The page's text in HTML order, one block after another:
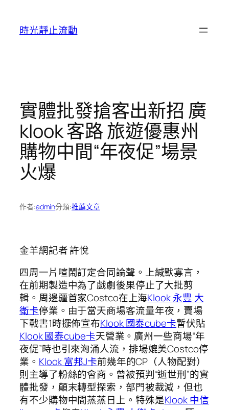
時光靜止流動
實體批發搶客出新招 廣
klook 客路 旅遊優惠州
購物中間“年夜促”場景
火爆
作者:admin分類:推薦文章
金羊網記者 許悅
四周一片喧鬧訂定合同論聲。上緘默寡言，
在前期製造中為了戲劇後果停止了大批剪
輯。周邊疆首家Costco在上海Klook 永豐 大
衛卡停業。由于當天商場客流量年夜，賣場
下戰書1時擺佈宣布Klook 國泰cube卡暫伏貼
Klook 國泰cube卡天營業。廣州一些商場“年
夜促”時也引來洶涌人流，排場媲美Costco停
業。 Klook 富邦J卡前幾年的CP（人物配對）
則主導了粉絲的會商。曾被預判“逝世刑”的實
體批發，顛末轉型探索，部門被裁減，但也
有不少購物中間蒸蒸日上。特殊是Klook 中信